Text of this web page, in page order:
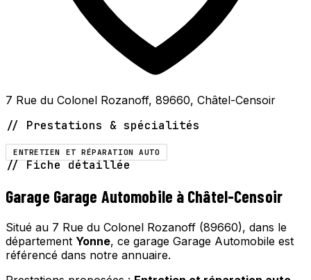
7 Rue du Colonel Rozanoff, 89660, Châtel-Censoir
// Prestations & spécialités
ENTRETIEN ET RÉPARATION AUTO
// Fiche détaillée
Garage Garage Automobile à Châtel-Censoir
Situé au 7 Rue du Colonel Rozanoff (89660), dans le
département Yonne, ce garage Garage Automobile est
référencé dans notre annuaire.